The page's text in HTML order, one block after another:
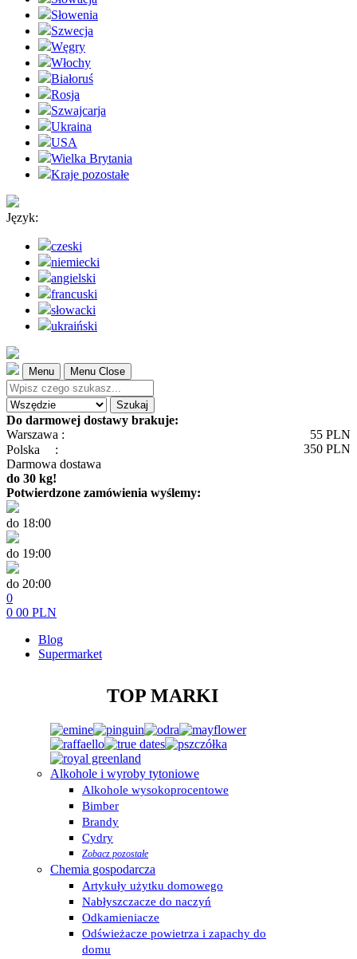
Słowenia
Szwecja
Węgry
Włochy
Białoruś
Rosja
Szwajcarja
Ukraina
USA
Wielka Brytania
Kraje pozostałe
Język:
czeski
niemiecki
angielski
francuski
słowacki
ukraiński
Menu Menu Close
Szukaj
Do darmowej dostawy brakuje:
Warszawa :
55 PLN
Polska
: 350 PLN
Darmowa dostawa
do 30 kg!
Potwierdzone zamówienia wyślemy:
do 18:00
do 19:00
do 20:00
0
0 00 PLN
Blog
Supermarket
TOP MARKI
Alkohole i wyroby tytoniowe
Alkohole wysokoprocentowe
Bimber
Brandy
Cydry
Zobacz pozostałe
Chemia gospodarcza
Artykuły użytku domowego
Nabłyszczacze do naczyń
Odkamieniacze
Odświeżacze powietrza i zapachy do
domu